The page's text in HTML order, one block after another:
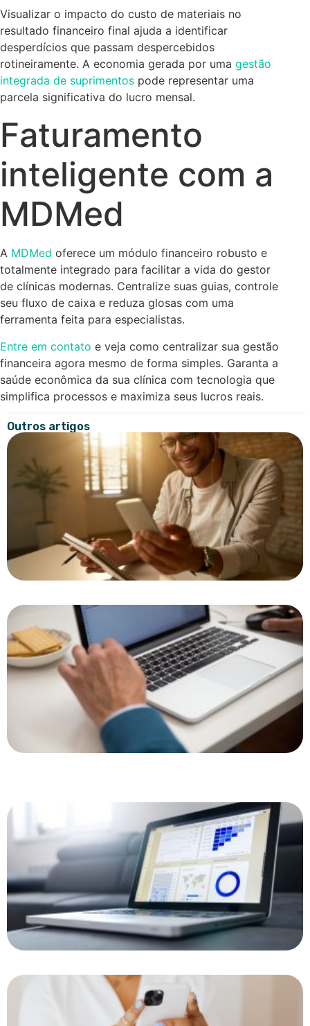
Visualizar o impacto do custo de materiais no
resultado financeiro final ajuda a identificar
desperdícios que passam despercebidos
rotineiramente. A economia gerada por uma gestão
integrada de suprimentos pode representar uma
parcela significativa do lucro mensal.
Faturamento
inteligente com a
MDMed
A MDMed oferece um módulo financeiro robusto e
totalmente integrado para facilitar a vida do gestor
de clínicas modernas. Centralize suas guias, controle
seu fluxo de caixa e reduza glosas com uma
ferramenta feita para especialistas.
Entre em contato e veja como centralizar sua gestão
financeira agora mesmo de forma simples. Garanta a
saúde econômica da sua clínica com tecnologia que
simplifica processos e maximiza seus lucros reais.
Outros artigos